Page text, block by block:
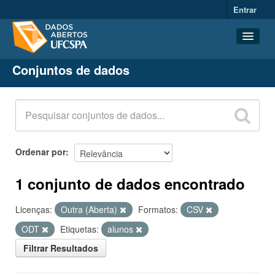
Entrar
Conjuntos de dados
Organizações
Grupos
Sobre
Conjuntos de dados
Ordenar por
1 conjunto de dados encontrado
Licenças: Outra (Aberta) Formatos:
CSV
ODT
Etiquetas:
alunos
Filtrar Resultados